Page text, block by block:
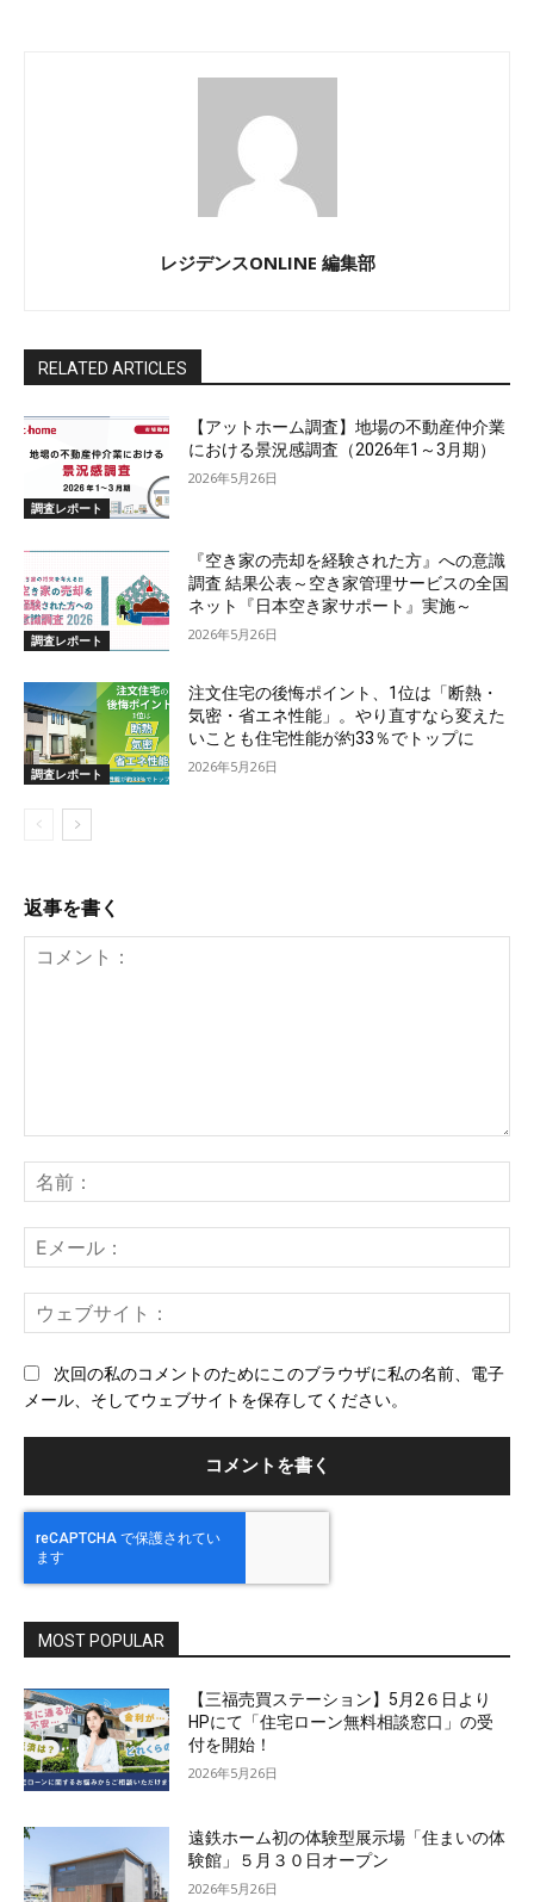
レジデンスONLINE 編集部
RELATED ARTICLES
調査レポート
【アットホーム調査】地場の不動産仲介業
における景況感調査（2026年1～3月期）
2026年5月26日
調査レポート
『空き家の売却を経験された方』への意識
調査 結果公表～空き家管理サービスの全国
ネット『日本空き家サポート』実施～
2026年5月26日
調査レポート
注文住宅の後悔ポイント、1位は「断熱・
気密・省エネ性能」。やり直すなら変えた
いことも住宅性能が約33％でトップに
2026年5月26日
返事を書く
ン
ト：
前
メ
ー
ェ
次回の私のコメントのためにこのブラウザに私の名前、電子
メール、そしてウェブサイトを保存してください。
MOST POPULAR
【三福売買ステーション】5月2６日より
HPにて「住宅ローン無料相談窓口」の受
付を開始！
2026年5月26日
遠鉄ホーム初の体験型展示場「住まいの体
験館」５月３０日オープン
2026年5月26日